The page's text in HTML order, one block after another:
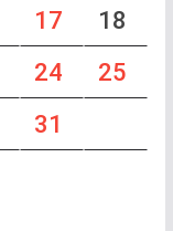
17
18
24
25
31